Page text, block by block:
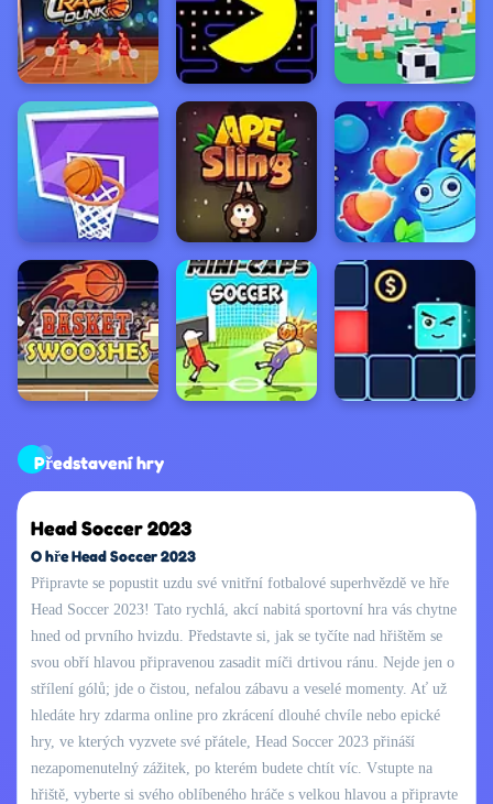
Představení hry
Head Soccer 2023
O hře Head Soccer 2023
Připravte se popustit uzdu své vnitřní fotbalové superhvězdě ve hře
Head Soccer 2023! Tato rychlá, akcí nabitá sportovní hra vás chytne
hned od prvního hvizdu. Představte si, jak se tyčíte nad hřištěm se
svou obří hlavou připravenou zasadit míči drtivou ránu. Nejde jen o
střílení gólů; jde o čistou, nefalou zábavu a veselé momenty. Ať už
hledáte hry zdarma online pro zkrácení dlouhé chvíle nebo epické
hry, ve kterých vyzvete své přátele, Head Soccer 2023 přináší
nezapomenutelný zážitek, po kterém budete chtít víc. Vstupte na
hřiště, vyberte si svého oblíbeného hráče s velkou hlavou a připravte